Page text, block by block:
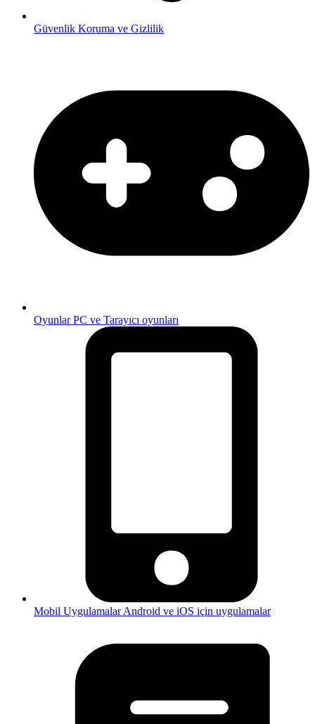
Güvenlik Koruma ve Gizlilik
OyunlarPC ve Tarayıcı oyunları
Mobil UygulamalarAndroid ve iOS için uygulamalar